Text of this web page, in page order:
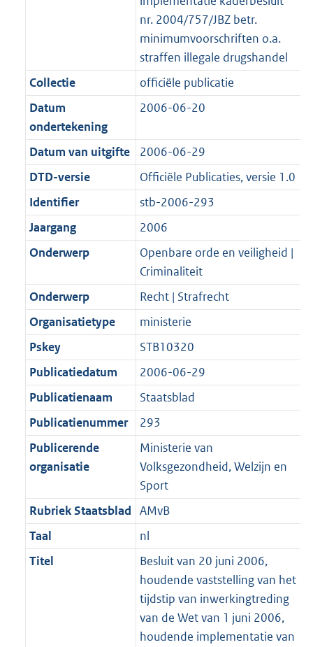
f
o
r
m
a
a
t
n
f
o
r
m
a
a
t
i
n
f
o
r
m
a
a
t
s
g
r
o
o
t
e
:
2
K
b
d
s
g
r
o
o
t
e
:
2
K
b
nr. 2004/757/JBZ betr.
minimumvoorschriften o.a.
straffen illegale drugshandel
Collectie
officiële publicatie
Datum
ondertekening
2006-06-20
Datum van uitgifte
2006-06-29
DTD-versie
Officiële Publicaties, versie 1.0
Identifier
stb-2006-293
Jaargang
2006
Onderwerp
Openbare orde en veiligheid |
Criminaliteit
Onderwerp
Recht | Strafrecht
Organisatietype
ministerie
Pskey
STB10320
Publicatiedatum
2006-06-29
Publicatienaam
Staatsblad
Publicatienummer
293
Publicerende
organisatie
Ministerie van
Volksgezondheid, Welzijn en
Sport
Rubriek Staatsblad AMvB
Taal
nl
Titel
Besluit van 20 juni 2006,
houdende vaststelling van het
tijdstip van inwerkingtreding
van de Wet van 1 juni 2006,
houdende implementatie van